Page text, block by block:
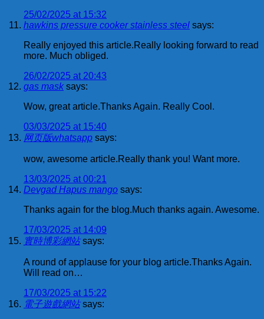
25/02/2025 at 15:32
hawkins pressure cooker stainless steel says:
Really enjoyed this article.Really looking forward to read
more. Much obliged.
26/02/2025 at 20:43
gas mask says:
Wow, great article.Thanks Again. Really Cool.
03/03/2025 at 15:40
网页版whatsapp says:
wow, awesome article.Really thank you! Want more.
13/03/2025 at 00:21
Devgad Hapus mango says:
Thanks again for the blog.Much thanks again. Awesome.
17/03/2025 at 14:09
實時博彩網站 says:
A round of applause for your blog article.Thanks Again.
Will read on…
17/03/2025 at 15:22
電子遊戲網站 says: